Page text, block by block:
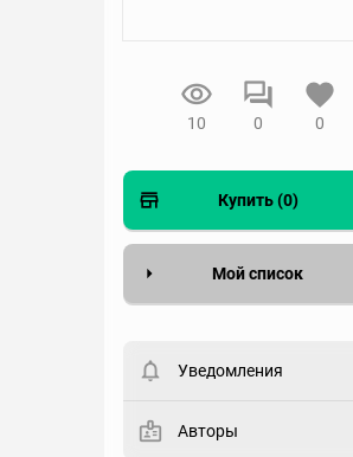
10 0 0
Купить (0)
Мой список
пользователи. Хотите
Статус
Уведомления
Авторы